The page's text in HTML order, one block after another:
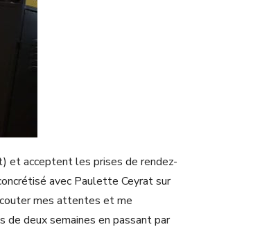
et acceptent les prises de rendez-
avec Paulette Ceyrat sur
mes attentes et me
de deux semaines en passant par